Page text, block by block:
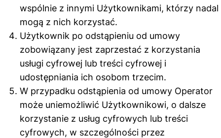
wspólnie z innymi Użytkownikami, którzy nadal
mogą z nich korzystać.
Użytkownik po odstąpieniu od umowy
zobowiązany jest zaprzestać z korzystania
usługi cyfrowej lub treści cyfrowej i
udostępniania ich osobom trzecim.
W przypadku odstąpienia od umowy Operator
może uniemożliwić Użytkownikowi, o dalsze
korzystanie z usług cyfrowych lub treści
cyfrowych, w szczególności przez